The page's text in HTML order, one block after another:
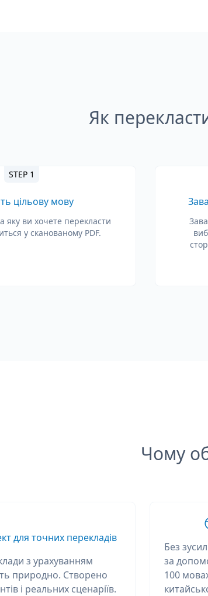
Як
STEP 1
цільову мову
яку ви хочете перекласти
у сканованому PDF.
Чому
для точних перекладів
з урахуванням
природно. Створено
і реальних сценаріїв.
Без
за
100